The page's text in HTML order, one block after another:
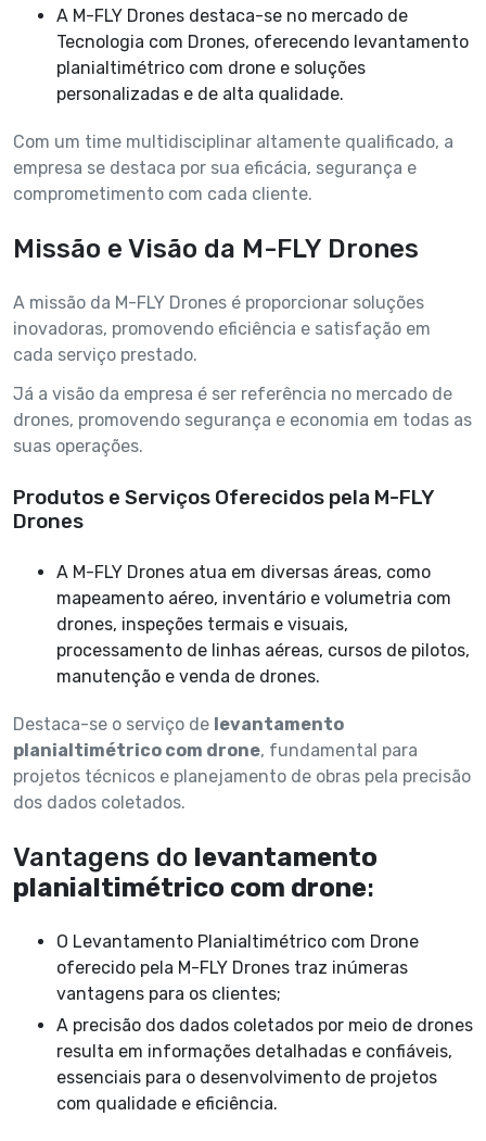
A M-FLY Drones destaca-se no mercado de
Tecnologia com Drones, oferecendo levantamento
planialtimétrico com drone e soluções
personalizadas e de alta qualidade.
Com um time multidisciplinar altamente qualificado, a
empresa se destaca por sua eficácia, segurança e
comprometimento com cada cliente.
Missão e Visão da M-FLY Drones
A missão da M-FLY Drones é proporcionar soluções
inovadoras, promovendo eficiência e satisfação em
cada serviço prestado.
Já a visão da empresa é ser referência no mercado de
drones, promovendo segurança e economia em todas as
suas operações.
Produtos e Serviços Oferecidos pela M-FLY
Drones
A M-FLY Drones atua em diversas áreas, como
mapeamento aéreo, inventário e volumetria com
drones, inspeções termais e visuais,
processamento de linhas aéreas, cursos de pilotos,
manutenção e venda de drones.
Destaca-se o serviço de levantamento
planialtimétrico com drone, fundamental para
projetos técnicos e planejamento de obras pela precisão
dos dados coletados.
Vantagens do levantamento
planialtimétrico com drone:
O Levantamento Planialtimétrico com Drone
oferecido pela M-FLY Drones traz inúmeras
vantagens para os clientes;
A precisão dos dados coletados por meio de drones
resulta em informações detalhadas e confiáveis,
essenciais para o desenvolvimento de projetos
com qualidade e eficiência.